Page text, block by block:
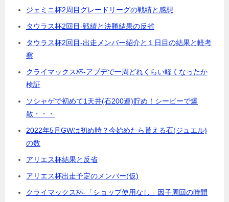
ジェミニ杯2周目グレードリーグの戦績と感想
タウラス杯2回目-戦績と決勝結果の反省
タウラス杯2回目-出走メンバー紹介と１日目の結果と軽考
察
クライマックス杯-アプデで一周どれくらい軽くなったか
検証
ソシャゲで初めて1天井(石200連)貯め！シービーで爆
散・・・
2022年5月GWは初め時？今始めたら貰える石(ジュエル)
の数
アリエス杯結果と反省
アリエス杯出走予定のメンバー(仮)
クライマックス杯-「ショップ使用なし」因子周回の時間